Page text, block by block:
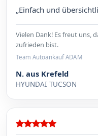
„Einfach und
Vielen Dank! Es freut uns,
zufrieden bist.
Team Autoankauf ADAM
N. aus Krefeld
HYUNDAI TUCSON